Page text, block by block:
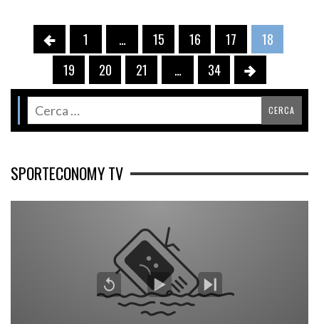
1 … 15 16 17
18
19
20 21 … 34
SPORTECONOMY TV